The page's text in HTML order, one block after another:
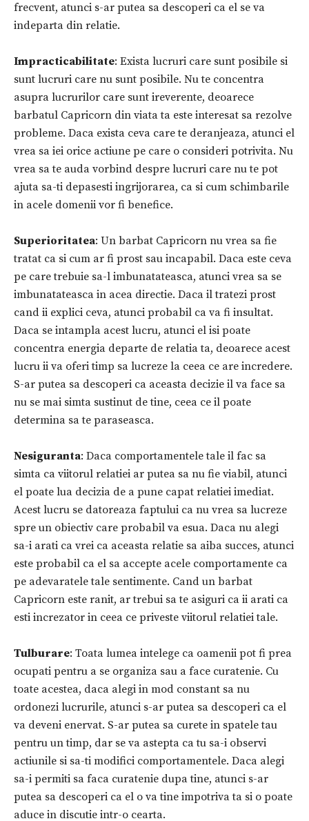
frecvent, atunci s-ar putea sa descoperi ca el se va
indeparta din relatie.
Impracticabilitate: Exista lucruri care sunt posibile si
sunt lucruri care nu sunt posibile. Nu te concentra
asupra lucrurilor care sunt ireverente, deoarece
barbatul Capricorn din viata ta este interesat sa rezolve
probleme. Daca exista ceva care te deranjeaza, atunci el
vrea sa iei orice actiune pe care o consideri potrivita. Nu
vrea sa te auda vorbind despre lucruri care nu te pot
ajuta sa-ti depasesti ingrijorarea, ca si cum schimbarile
in acele domenii vor fi benefice.
Superioritatea: Un barbat Capricorn nu vrea sa fie
tratat ca si cum ar fi prost sau incapabil. Daca este ceva
pe care trebuie sa-l imbunatateasca, atunci vrea sa se
imbunatateasca in acea directie. Daca il tratezi prost
cand ii explici ceva, atunci probabil ca va fi insultat.
Daca se intampla acest lucru, atunci el isi poate
concentra energia departe de relatia ta, deoarece acest
lucru ii va oferi timp sa lucreze la ceea ce are incredere.
S-ar putea sa descoperi ca aceasta decizie il va face sa
nu se mai simta sustinut de tine, ceea ce il poate
determina sa te paraseasca.
Nesiguranta: Daca comportamentele tale il fac sa
simta ca viitorul relatiei ar putea sa nu fie viabil, atunci
el poate lua decizia de a pune capat relatiei imediat.
Acest lucru se datoreaza faptului ca nu vrea sa lucreze
spre un obiectiv care probabil va esua. Daca nu alegi
sa-i arati ca vrei ca aceasta relatie sa aiba succes, atunci
este probabil ca el sa accepte acele comportamente ca
pe adevaratele tale sentimente. Cand un barbat
Capricorn este ranit, ar trebui sa te asiguri ca ii arati ca
esti increzator in ceea ce priveste viitorul relatiei tale.
Tulburare: Toata lumea intelege ca oamenii pot fi prea
ocupati pentru a se organiza sau a face curatenie. Cu
toate acestea, daca alegi in mod constant sa nu
ordonezi lucrurile, atunci s-ar putea sa descoperi ca el
va deveni enervat. S-ar putea sa curete in spatele tau
pentru un timp, dar se va astepta ca tu sa-i observi
actiunile si sa-ti modifici comportamentele. Daca alegi
sa-i permiti sa faca curatenie dupa tine, atunci s-ar
putea sa descoperi ca el o va tine impotriva ta si o poate
aduce in discutie intr-o cearta.